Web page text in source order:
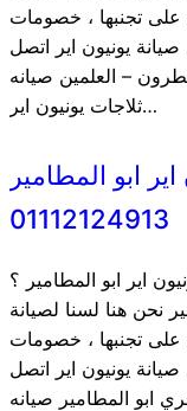
تجنبها ، خصومات
يونيون اير اتصل
– العلمين صيانه
ثلاجات يونيون اير…
ابو المطامير
01112124913
اير ابو المطامير ؟
نحن هنا لسنا لصيانة
تجنبها ، خصومات
يونيون اير اتصل
ابو المطامير صيانه